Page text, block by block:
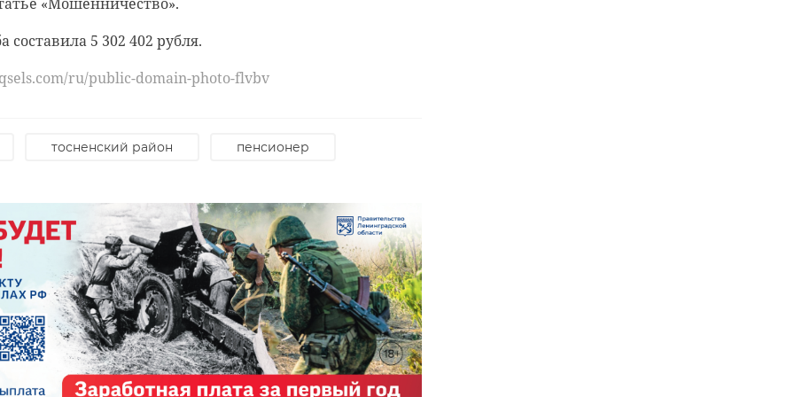
5 302 402 рубля.
ru/public-domain-photo-flvbv
тосненский район пенсионер
задержание выборгский район
...
Трое жителей
Выборгского
района угоняли
автомобили и ...
04 февраля 2022, 12:50
Начальника
УМВД России по
Выборгскому
району подозре ...
13 ноября 2023, 09:37